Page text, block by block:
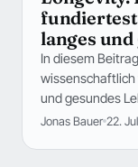
langes und
In diesem
und gesundes
Jonas Bauer 22.